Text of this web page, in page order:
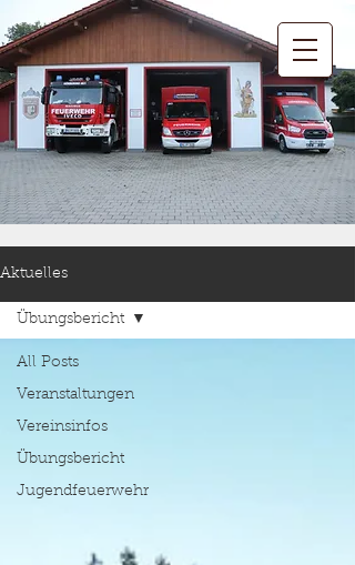
Aktuelles
All Posts
Veranstaltungen
Vereinsinfos
Übungsbericht
Jugendfeuerwehr
Übungsbericht